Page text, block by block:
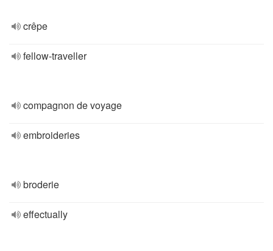
crêpe
fellow-traveller
compagnon de voyage
embroideries
broderie
effectually